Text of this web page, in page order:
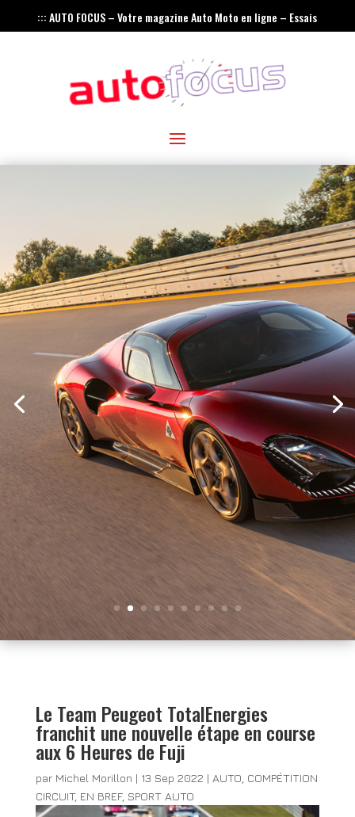
::: AUTO FOCUS – Votre magazine Auto Moto en ligne – Essais
– Actualités – Innovations – Rétro :::
Le Team Peugeot TotalEnergies
franchit une nouvelle étape en course
aux 6 Heures de Fuji
par Michel Morillon | 13 Sep 2022 | AUTO COMPÉTITION
CIRCUIT, EN BREF, SPORT AUTO